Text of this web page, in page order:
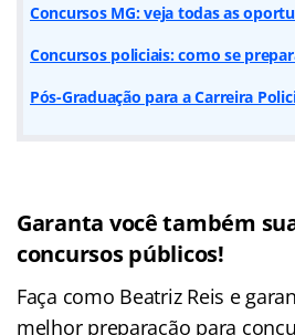
Concursos MG: veja todas as
Concursos policiais: como se
Pós-Graduação para a Carreira
Garanta você também
concursos públicos!
Faça como Beatriz Reis e
melhor preparação para